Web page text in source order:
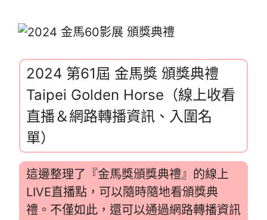
2024 第61屆 金馬獎 頒獎典禮
Taipei Golden Horse（線上收看
直播＆網路轉播資訊、入圍名
單）
這邊整理了『金馬獎頒獎典禮』的線上
LIVE直播點，可以隨時隨地看頒獎典
禮。不僅如此，還可以通過網路轉播資訊